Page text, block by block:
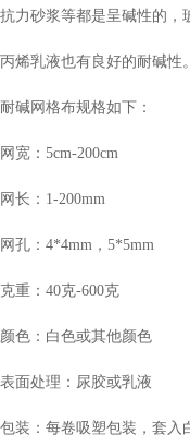
抗力砂浆等都是呈碱性的，
丙烯乳液也有良好的耐碱性。
耐碱网格布规格如下：
网宽：5cm-200cm
网长：1-200mm
网孔：4*4mm，5*5mm
克重：40克-600克
颜色：白色或其他颜色
表面处理：尿胶或乳液
包装：每卷吸塑包装，套入